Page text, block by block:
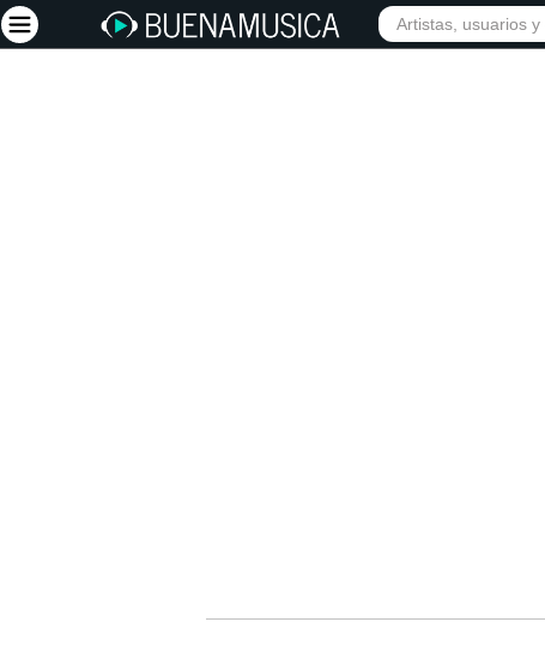
INICIO ARTISTAS